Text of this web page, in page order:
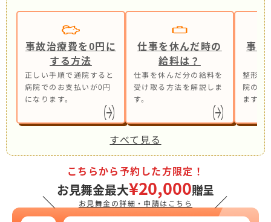
事故治療費を0円に
する方法
正しい手順で通院すると
病院でのお支払いが0円
になります。
仕事を休んだ時の
給料は？
仕事を休んだ分の給料を
受け取る方法を解説しま
す。
事故
整形外
院の併
ます。
すべて見る
＼
こちらから予約した方限定！
お見舞金最大¥20,000贈呈
お見舞金の詳細・申請はこちら ／